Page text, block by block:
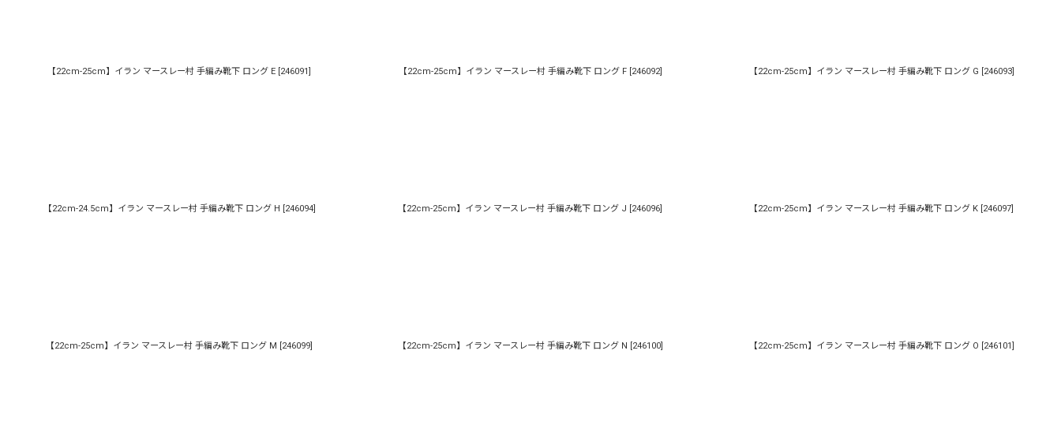
【22cm-25cm】イラン マースレー村 手編み靴下 ロング E [246091] 【22cm-25cm】イラン マースレー村 手編み靴下 ロング F [246092] 【22cm-25cm】イラン マースレー村 手編み靴下 ロング G [246093]
【22cm-24.5cm】イラン マースレー村 手編み靴下 ロング H [246094] 【22cm-25cm】イラン マースレー村 手編み靴下 ロング J [246096] 【22cm-25cm】イラン マースレー村 手編み靴下 ロング K [246097]
【22cm-25cm】イラン マースレー村 手編み靴下 ロング M [246099] 【22cm-25cm】イラン マースレー村 手編み靴下 ロング N [246100] 【22cm-25cm】イラン マースレー村 手編み靴下 ロング O [246101]